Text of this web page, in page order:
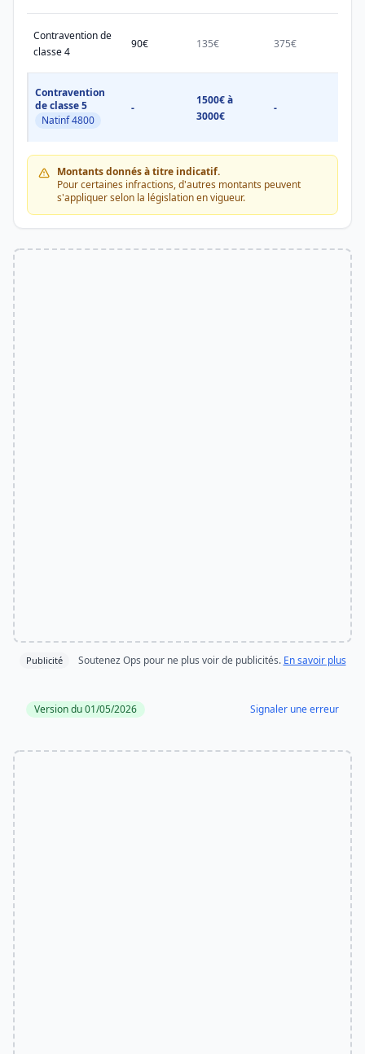
Contravention de
classe 4
90€ 135€ 375€
Contravention
de classe 5
Natinf 4800
-
1500€ à
3000€
-
Montants donnés à titre indicatif.
Pour certaines infractions, d'autres montants peuvent
s'appliquer selon la législation en vigueur.
Publicité Soutenez Ops pour ne plus voir de publicités. En savoir plus
Version du 01/05/2026 Signaler une erreur